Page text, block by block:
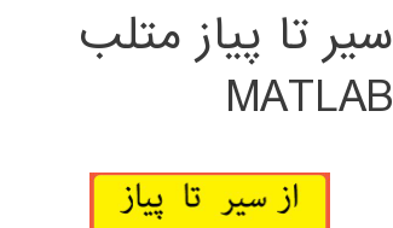
سیر تا پیاز متلب
MATLAB